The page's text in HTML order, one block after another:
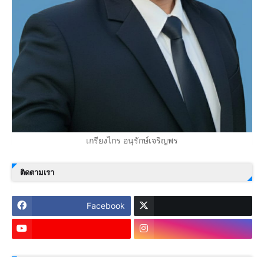
เกรียงไกร อนุรักษ์เจริญพร
ติดตามเรา
Facebook